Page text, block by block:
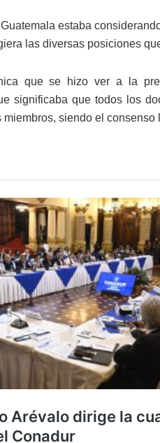
estaba
las diversas posiciones
que se hizo ver a la
significaba que todos los
siendo el consenso